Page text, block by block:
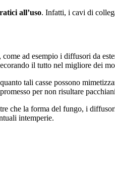
all’uso. Infatti, i cavi di
ad esempio i diffusori da
il tutto nel migliore dei
tali casse possono
per non risultare
che la forma del fungo, i
intemperie.